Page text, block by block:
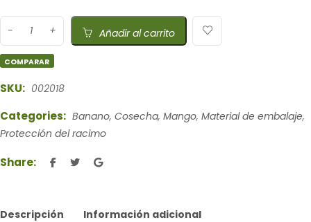
Añadir al carrito
COMPARAR
SKU: 002018
Categories: Banano, Cosecha, Mango, Material de embalaje,
Protección del racimo
Share:
Descripción
Información adicional